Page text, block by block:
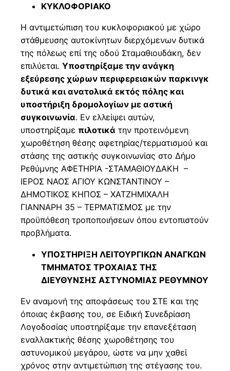
ΚΥΚΛΟΦΟΡΙΑΚΟ
Η αντιμετώπιση του κυκλοφοριακού με χώρο
στάθμευσης αυτοκίνητων διερχόμενων δυτικά
της πόλεως επί της οδού Σταμαθιουδάκη, δεν
επιλύεται. Υποστηρίξαμε την ανάγκη
εξεύρεσης χώρων περιφερειακών παρκινγκ
δυτικά και ανατολικά εκτός πόλης και
υποστήριξη δρομολογίων με αστική
συγκοινωνία. Εν ελλείψει αυτών,
υποστηρίξαμε πιλοτικά την προτεινόμενη
χωροθέτηση θέσης αφετηρίας/τερματισμού και
στάσης της αστικής συγκοινωνίας στο Δήμο
Ρεθύμνης ΑΦΕΤΗΡΙΑ -ΣΤΑΜΑΘΙΟΥΔΑΚΗ –
ΙΕΡΟΣ ΝΑΟΣ ΑΓΙΟΥ ΚΩΝΣΤΑΝΤΙΝΟΥ –
ΔΗΜΟΤΙΚΟΣ ΚΗΠΟΣ – ΧΑΤΖΗΜΙΧΑΛΗ
ΓΙΑΝΝΑΡΗ 35 – ΤΕΡΜΑΤΙΣΜΟΣ με την
προϋπόθεση τροποποιήσεων όπου εντοπιστούν
προβλήματα.
ΥΠΟΣΤΗΡΙΞΗ ΛΕΙΤΟΥΡΓΙΚΩΝ ΑΝΑΓΚΩΝ
ΤΜΗΜΑΤΟΣ ΤΡΟΧΑΙΑΣ ΤΗΣ
ΔΙΕΥΘΥΝΣΗΣ ΑΣΤΥΝΟΜΙΑΣ ΡΕΘΥΜΝΟΥ
Εν αναμονή της αποφάσεως του ΣΤΕ και της
όποιας έκβασης του, σε Ειδική Συνεδρίαση
Λογοδοσίας υποστηρίξαμε την επανεξέταση
εναλλακτικής θέσης χωροθέτησης του
αστυνομικού μεγάρου, ώστε να μην χαθεί
χρόνος στην αντιμετώπιση της στέγασης του.